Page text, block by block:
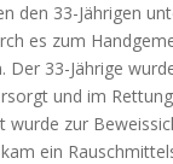
den 33-Jährigen
es zum
33-Jährige
und im
zur
ein